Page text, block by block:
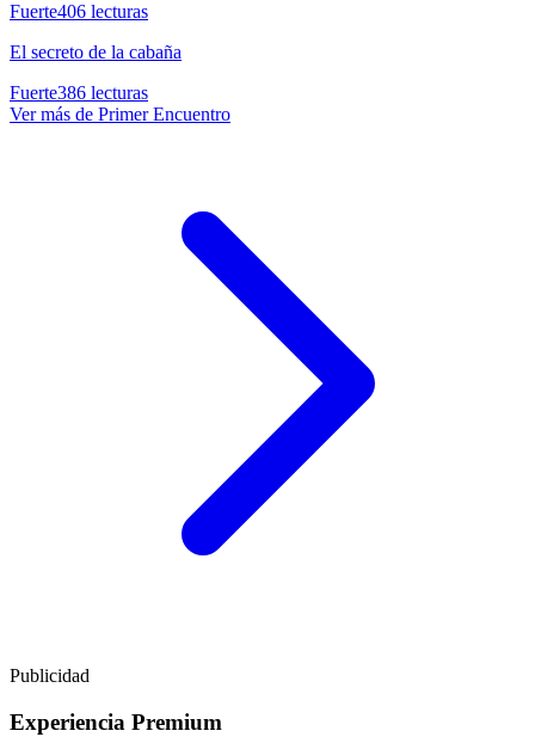
Fuerte406 lecturas
El secreto de la cabaña
Fuerte386 lecturas
Ver más de Primer Encuentro
Publicidad
Experiencia Premium